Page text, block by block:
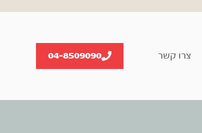
צרו קשר 04-8509090